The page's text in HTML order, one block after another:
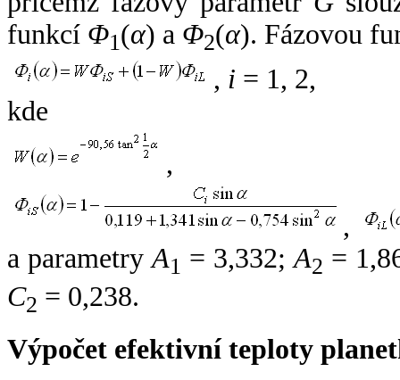
funkcí Φ1(α) a Φ2(α). Fázovou
, i = 1, 2,
kde
,
,
a parametryA1 = 3,332;A2 =
C2 = 0,238.
Výpočet efektivní teploty